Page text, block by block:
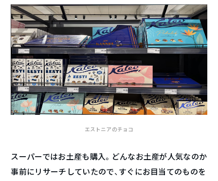
エストニアのチョコ
スーパーではお土産も購入。どんなお土産が人気なのか
事前にリサーチしていたので、すぐにお目当てのものを